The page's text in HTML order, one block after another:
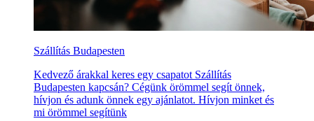
Szállítás Budapesten
Kedvező árakkal keres egy csapatot Szállítás
Budapesten kapcsán? Cégünk örömmel segít önnek,
hívjon és adunk önnek egy ajánlatot. Hívjon minket és
mi örömmel segítünk